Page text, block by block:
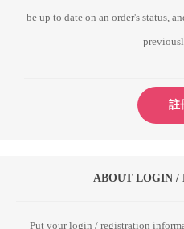
be up to date on an order's status,
註
ABOUT LOGIN /
Put your login / registration